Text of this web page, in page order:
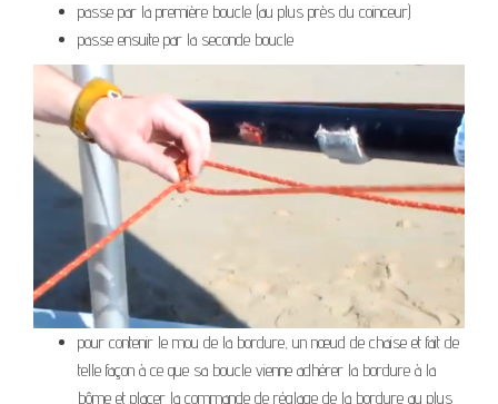
passe par la première boucle (au plus près du coinceur)
passe ensuite par la seconde boucle
pour contenir le mou de la bordure, un nœud de chaise et fait de
telle façon à ce que sa boucle vienne adhérer la bordure à la
bôme et placer la commande de réglage de la bordure au plus